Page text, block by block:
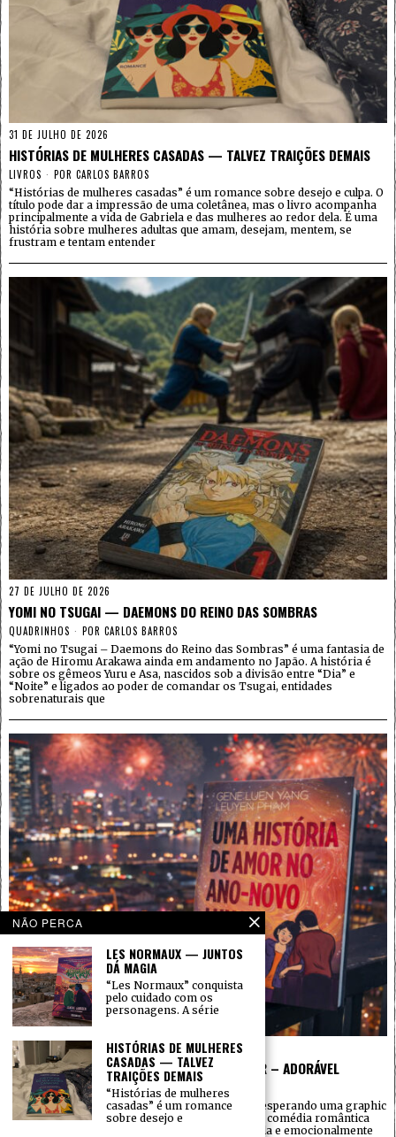
31 DE JULHO DE 2026
HISTÓRIAS DE MULHERES CASADAS — TALVEZ TRAIÇÕES DEMAIS
LIVROS POR CARLOS BARROS
“Histórias de mulheres casadas” é um romance sobre desejo e culpa. O
título pode dar a impressão de uma coletânea, mas o livro acompanha
principalmente a vida de Gabriela e das mulheres ao redor dela. É uma
história sobre mulheres adultas que amam, desejam, mentem, se
frustram e tentam entender
27 DE JULHO DE 2026
YOMI NO TSUGAI — DAEMONS DO REINO DAS SOMBRAS
QUADRINHOS POR CARLOS BARROS
“Yomi no Tsugai – Daemons do Reino das Sombras” é uma fantasia de
ação de Hiromu Arakawa ainda em andamento no Japão. A história é
sobre os gêmeos Yuru e Asa, nascidos sob a divisão entre “Dia” e
“Noite” e ligados ao poder de comandar os Tsugai, entidades
sobrenaturais que
23 DE JULHO DE 2026
UMA HISTÓRIA DE AMOR NO ANO-NOVO LUNAR – ADORÁVEL
QUADRINHOS POR CARLOS BARROS
Li “Uma história de amor no Ano-Novo Lunar” esperando uma graphic
novel juvenil apoiada sobretudo no apelo de uma comédia romântica
sazonal. O que encontrei foi uma obra mais ampla e emocionalmente
NÃO PERCA
LES NORMAUX — JUNTOS
DÁ MAGIA
“Les Normaux” conquista
pelo cuidado com os
personagens. A série
HISTÓRIAS DE MULHERES
CASADAS — TALVEZ
TRAIÇÕES DEMAIS
“Histórias de mulheres
casadas” é um romance
sobre desejo e